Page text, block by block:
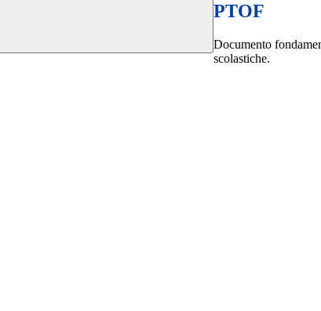
PTOF
Documento
scolastiche.